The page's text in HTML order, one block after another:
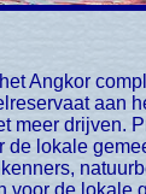
aan
drijven.
lokale
voor de lokale